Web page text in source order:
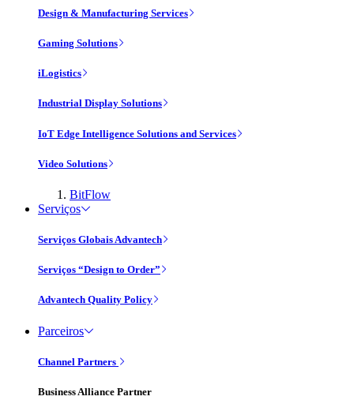
Design & Manufacturing Services
Gaming Solutions
iLogistics
Industrial Display Solutions
IoT Edge Intelligence Solutions and Services
Video Solutions
BitFlow
Serviços
Serviços Globais Advantech
Serviços “Design to Order”
Advantech Quality Policy
Parceiros
Channel Partners
Business Alliance Partner